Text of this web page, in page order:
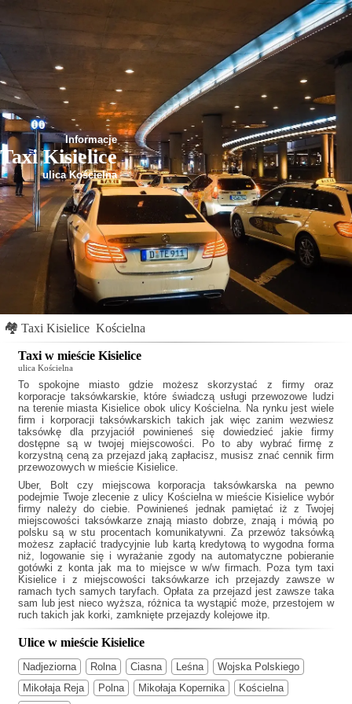
Informacje
Taxi Kisielice
ulica Kościelna
🏘 Taxi Kisielice Kościelna
Taxi w mieście Kisielice
ulica Kościelna
To spokojne miasto gdzie możesz skorzystać z firmy oraz
korporacje taksówkarskie, które świadczą usługi przewozowe ludzi
na terenie miasta Kisielice obok ulicy Kościelna. Na rynku jest wiele
firm i korporacji taksówkarskich takich jak więc zanim wezwiesz
taksówkę dla przyjaciół powinieneś się dowiedzieć jakie firmy
dostępne są w twojej miejscowości. Po to aby wybrać firmę z
korzystną ceną za przejazd jaką zapłacisz, musisz znać cennik firm
przewozowych w mieście Kisielice.
Uber, Bolt czy miejscowa korporacja taksówkarska na pewno
podejmie Twoje zlecenie z ulicy Kościelna w mieście Kisielice wybór
firmy należy do ciebie. Powinieneś jednak pamiętać iż z Twojej
miejscowości taksówkarze znają miasto dobrze, znają i mówią po
polsku są w stu procentach komunikatywni. Za przewóz taksówką
możesz zapłacić tradycyjnie lub kartą kredytową to wygodna forma
niż, logowanie się i wyrażanie zgody na automatyczne pobieranie
gotówki z konta jak ma to miejsce w w/w firmach. Poza tym taxi
Kisielice i z miejscowości taksówkarze ich przejazdy zawsze w
ramach tych samych taryfach. Opłata za przejazd jest zawsze taka
sam lub jest nieco wyższa, różnica ta wystąpić może, przestojem w
ruch takich jak korki, zamknięte przejazdy kolejowe itp.
Ulice w mieście Kisielice
Nadjeziorna Rolna Ciasna Leśna
Wojska Polskiego
Mikołaja Reja
Polna Mikołaja Kopernika
Kościelna